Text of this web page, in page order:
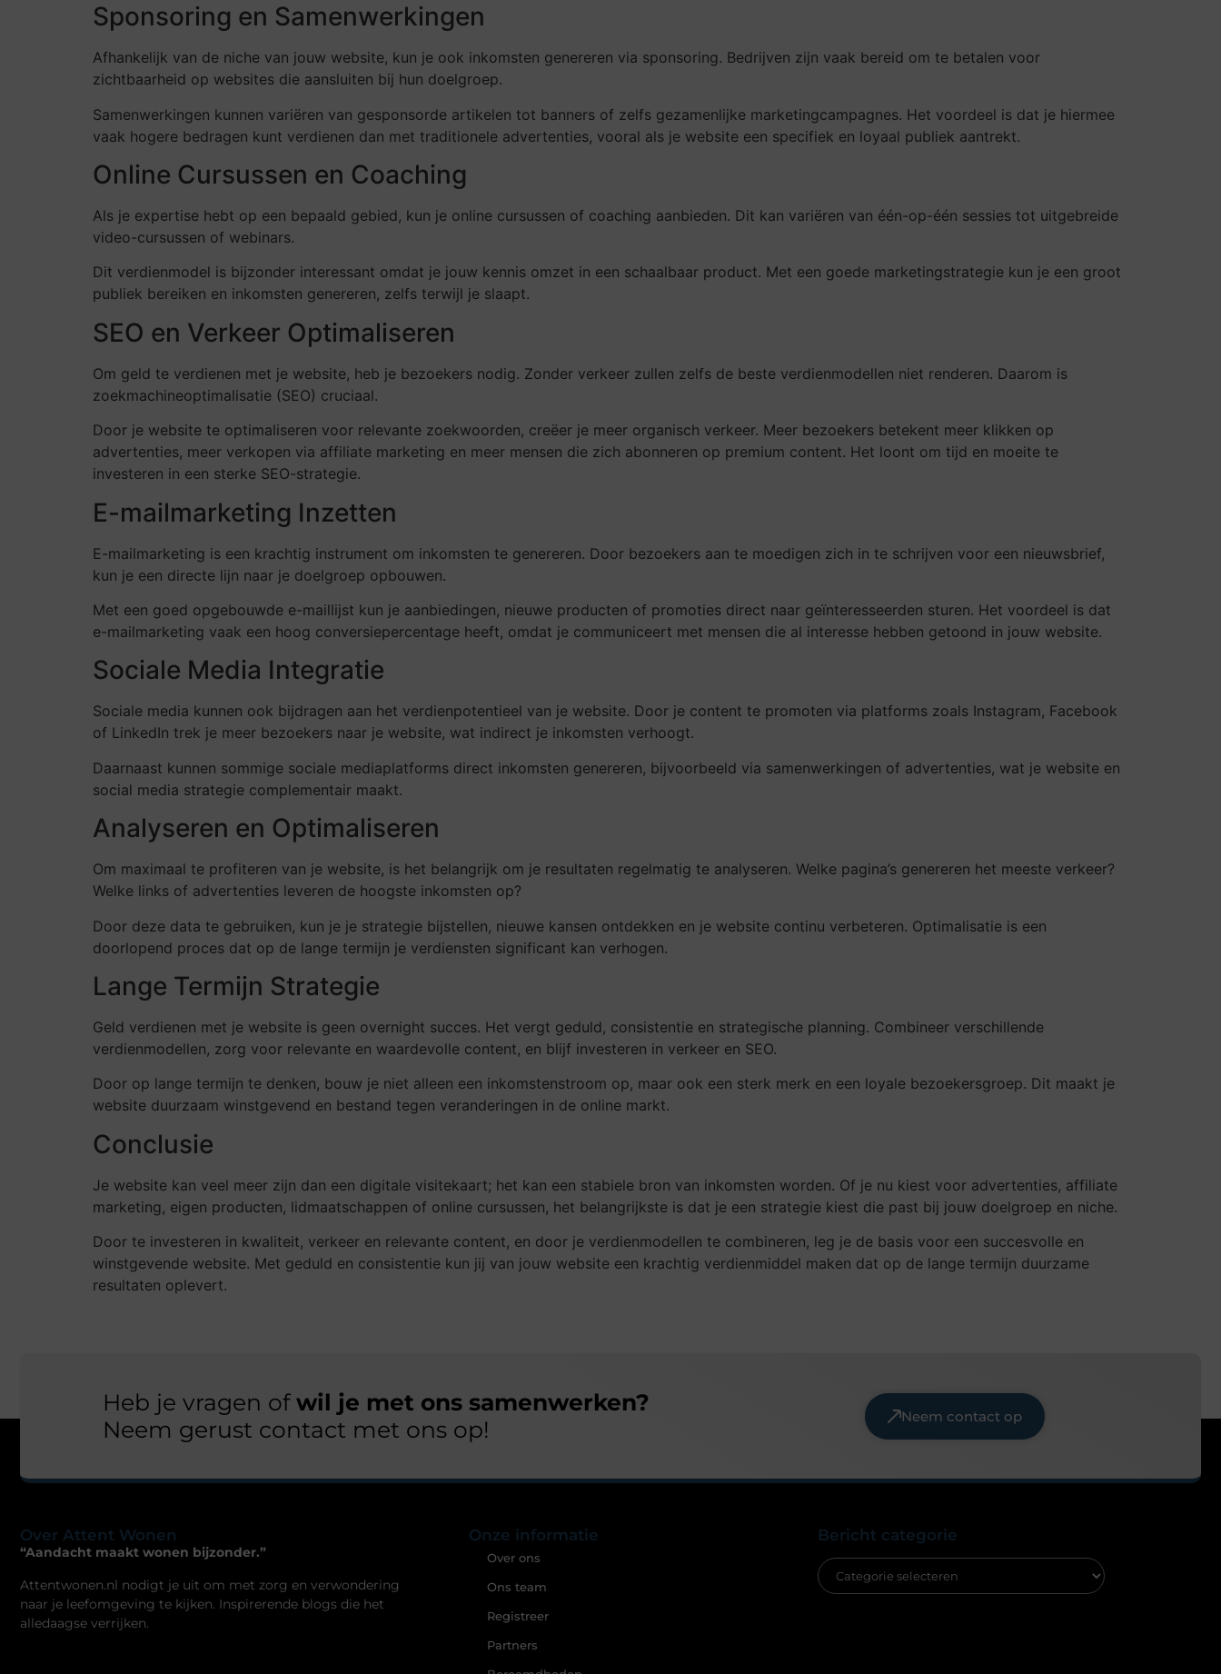
Sponsoring en Samenwerkingen
Afhankelijk van de niche van jouw website, kun je ook inkomsten genereren via sponsoring. Bedrijven zijn vaak bereid om te betalen voor
zichtbaarheid op websites die aansluiten bij hun doelgroep.
Samenwerkingen kunnen variëren van gesponsorde artikelen tot banners of zelfs gezamenlijke marketingcampagnes. Het voordeel is dat je hiermee
vaak hogere bedragen kunt verdienen dan met traditionele advertenties, vooral als je website een specifiek en loyaal publiek aantrekt.
Online Cursussen en Coaching
Als je expertise hebt op een bepaald gebied, kun je online cursussen of coaching aanbieden. Dit kan variëren van één-op-één sessies tot uitgebreide
video-cursussen of webinars.
Dit verdienmodel is bijzonder interessant omdat je jouw kennis omzet in een schaalbaar product. Met een goede marketingstrategie kun je een groot
publiek bereiken en inkomsten genereren, zelfs terwijl je slaapt.
SEO en Verkeer Optimaliseren
Om geld te verdienen met je website, heb je bezoekers nodig. Zonder verkeer zullen zelfs de beste verdienmodellen niet renderen. Daarom is
zoekmachineoptimalisatie (SEO) cruciaal.
Door je website te optimaliseren voor relevante zoekwoorden, creëer je meer organisch verkeer. Meer bezoekers betekent meer klikken op
advertenties, meer verkopen via affiliate marketing en meer mensen die zich abonneren op premium content. Het loont om tijd en moeite te
investeren in een sterke SEO-strategie.
E-mailmarketing Inzetten
E-mailmarketing is een krachtig instrument om inkomsten te genereren. Door bezoekers aan te moedigen zich in te schrijven voor een nieuwsbrief,
kun je een directe lijn naar je doelgroep opbouwen.
Met een goed opgebouwde e-maillijst kun je aanbiedingen, nieuwe producten of promoties direct naar geïnteresseerden sturen. Het voordeel is dat
e-mailmarketing vaak een hoog conversiepercentage heeft, omdat je communiceert met mensen die al interesse hebben getoond in jouw website.
Sociale Media Integratie
Sociale media kunnen ook bijdragen aan het verdienpotentieel van je website. Door je content te promoten via platforms zoals Instagram, Facebook
of LinkedIn trek je meer bezoekers naar je website, wat indirect je inkomsten verhoogt.
Daarnaast kunnen sommige sociale mediaplatforms direct inkomsten genereren, bijvoorbeeld via samenwerkingen of advertenties, wat je website en
social media strategie complementair maakt.
Analyseren en Optimaliseren
Om maximaal te profiteren van je website, is het belangrijk om je resultaten regelmatig te analyseren. Welke pagina’s genereren het meeste verkeer?
Welke links of advertenties leveren de hoogste inkomsten op?
Door deze data te gebruiken, kun je je strategie bijstellen, nieuwe kansen ontdekken en je website continu verbeteren. Optimalisatie is een
doorlopend proces dat op de lange termijn je verdiensten significant kan verhogen.
Lange Termijn Strategie
Geld verdienen met je website is geen overnight succes. Het vergt geduld, consistentie en strategische planning. Combineer verschillende
verdienmodellen, zorg voor relevante en waardevolle content, en blijf investeren in verkeer en SEO.
Door op lange termijn te denken, bouw je niet alleen een inkomstenstroom op, maar ook een sterk merk en een loyale bezoekersgroep. Dit maakt je
website duurzaam winstgevend en bestand tegen veranderingen in de online markt.
Conclusie
Je website kan veel meer zijn dan een digitale visitekaart; het kan een stabiele bron van inkomsten worden. Of je nu kiest voor advertenties, affiliate
marketing, eigen producten, lidmaatschappen of online cursussen, het belangrijkste is dat je een strategie kiest die past bij jouw doelgroep en niche.
Door te investeren in kwaliteit, verkeer en relevante content, en door je verdienmodellen te combineren, leg je de basis voor een succesvolle en
winstgevende website. Met geduld en consistentie kun jij van jouw website een krachtig verdienmiddel maken dat op de lange termijn duurzame
resultaten oplevert.
Heb je vragen ofwil je met ons samenwerken?
Neem gerust contact met ons op!
Neem contact op
Over Attent Wonen
“Aandacht maakt wonen bijzonder.”
Attentwonen.nl nodigt je uit om met zorg en verwondering
naar je leefomgeving te kijken. Inspirerende blogs die het
alledaagse verrijken.
Onze informatie
Over ons
Ons team
Registreer
Partners
Bericht categorie